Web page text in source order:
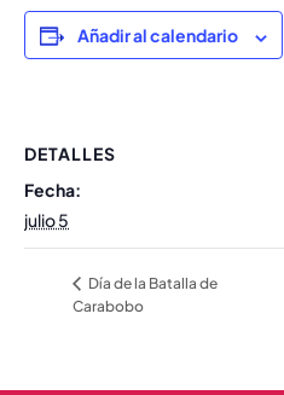
Añadir al calendario
DETALLES
Fecha:
julio 5
Día de la Batalla de
Carabobo